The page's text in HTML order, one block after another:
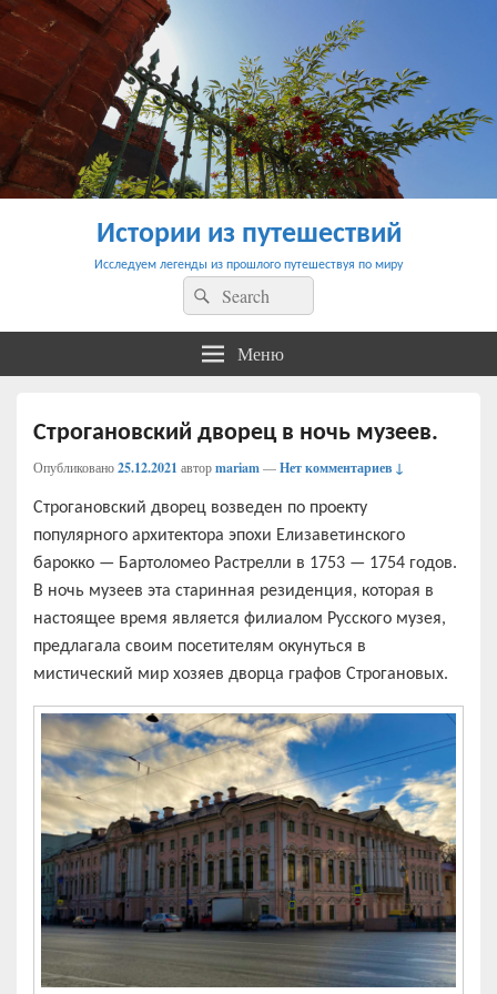
Истории из путешествий
Исследуем легенды из прошлого путешествуя по миру
Найти:Поиск
Меню
Строгановский дворец в ночь музеев.
Опубликовано25.12.2021 авторmariam—Нет комментариев ↓
Строгановский дворец возведен по проекту
популярного архитектора эпохи Елизаветинского
барокко — Бартоломео Растрелли в 1753 — 1754 годов.
В ночь музеев эта старинная резиденция, которая в
настоящее время является филиалом Русского музея,
предлагала своим посетителям окунуться в
мистический мир хозяев дворца графов Строгановых.